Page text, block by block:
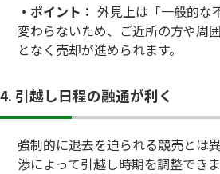
・ポイント： 外見上は「一般的な
変わらないため、ご近所の方や周
となく売却が進められます。
4. 引越し日程の融通が利く
強制的に退去を迫られる競売とは
渉によって引越し時期を調整できま